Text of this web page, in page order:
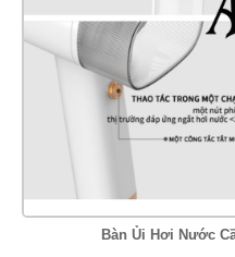
Bàn Ủi Hơi Nước